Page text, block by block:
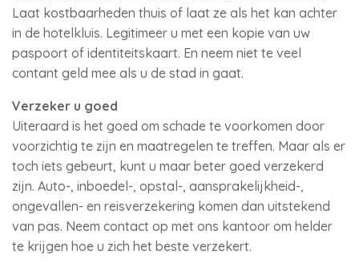
Laat kostbaarheden thuis of laat ze als het kan achter
in de hotelkluis. Legitimeer u met een kopie van uw
paspoort of identiteitskaart. En neem niet te veel
contant geld mee als u de stad in gaat.
Verzeker u goed
Uiteraard is het goed om schade te voorkomen door
voorzichtig te zijn en maatregelen te treffen. Maar als er
toch iets gebeurt, kunt u maar beter goed verzekerd
zijn. Auto-, inboedel-, opstal-, aansprakelijkheid-,
ongevallen- en reisverzekering komen dan uitstekend
van pas. Neem contact op met ons kantoor om helder
te krijgen hoe u zich het beste verzekert.